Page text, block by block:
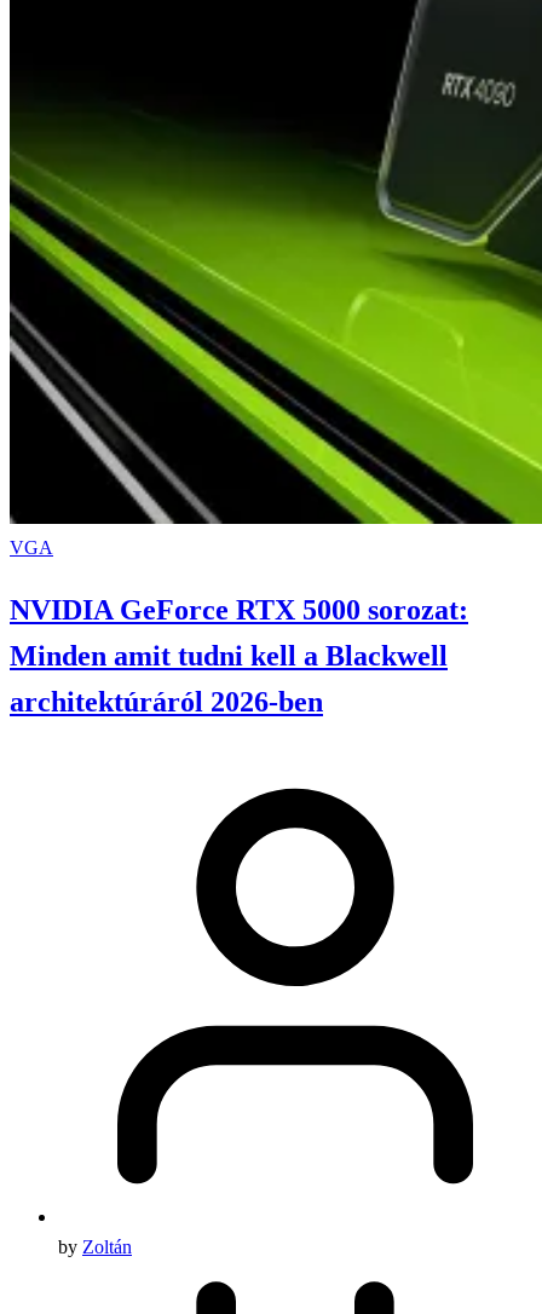
VGA
NVIDIA GeForce RTX 5000 sorozat:
Minden amit tudni kell a Blackwell
architektúráról 2026-ben
by Zoltán